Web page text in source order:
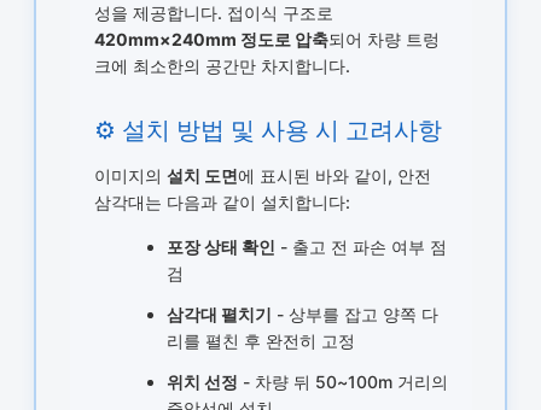
성을 제공합니다. 접이식 구조로
420mm×240mm 정도로 압축되어 차량 트렁
크에 최소한의 공간만 차지합니다.
⚙️ 설치 방법 및 사용 시 고려사항
이미지의 설치 도면에 표시된 바와 같이, 안전
삼각대는 다음과 같이 설치합니다:
포장 상태 확인 - 출고 전 파손 여부 점
검
삼각대 펼치기 - 상부를 잡고 양쪽 다
리를 펼친 후 완전히 고정
위치 선정 - 차량 뒤 50~100m 거리의